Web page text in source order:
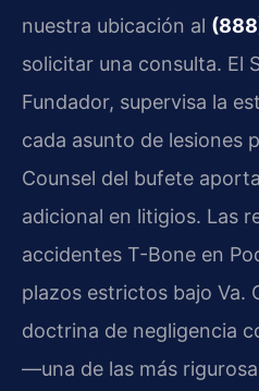
nuestra ubicación al
solicitar una consulta. El
Fundador, supervisa la
cada asunto de lesiones
Counsel del bufete
adicional en litigios. Las
accidentes T-Bone en
plazos estrictos bajo Va.
doctrina de negligencia
—una de las más